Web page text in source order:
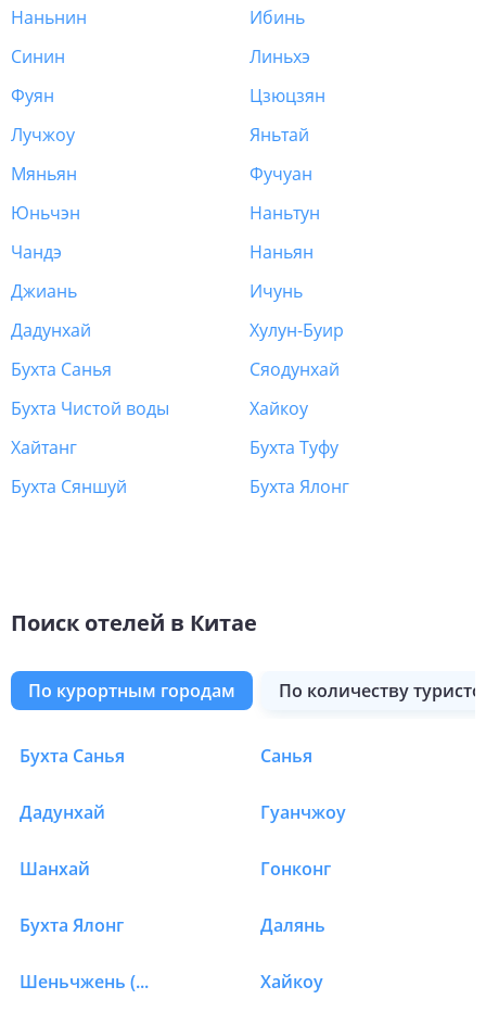
Наньнин
Ибинь
Синин
Линьхэ
Фуян
Цзюцзян
Лучжоу
Яньтай
Мяньян
Фучуан
Юньчэн
Наньтун
Чандэ
Наньян
Джиань
Ичунь
Дадунхай
Хулун-Буир
Бухта Санья
Сяодунхай
Бухта Чистой воды
Хайкоу
Хайтанг
Бухта Туфу
Бухта Сяншуй
Бухта Ялонг
Поиск отелей в Китае
по курортным городам по количеству
Отели в Китае в
Бухта Санья Санья
Дадунхай Гуанчжоу
Шанхай Гонконг
Бухта Ялонг Далянь
Шеньчжень (Свензхен) Хайкоу